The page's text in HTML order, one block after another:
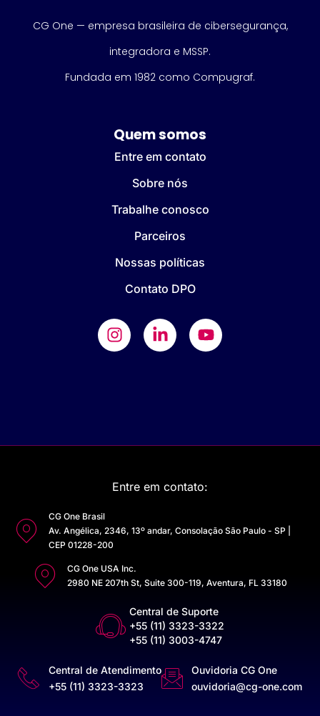
CG One — empresa brasileira de cibersegurança,
integradora e MSSP.
Fundada em 1982 como Compugraf.
Quem somos
Entre em contato
Sobre nós
Trabalhe conosco
Parceiros
Nossas políticas
Contato DPO
Entre em contato:
CG One Brasil
Av. Angélica, 2346, 13º andar, Consolação São Paulo - SP |
CEP 01228-200
CG One USA Inc.
2980 NE 207th St, Suite 300-119, Aventura, FL 33180
Central de Suporte
+55 (11) 3323-3322
+55 (11) 3003-4747
Central de Atendimento
+55 (11) 3323-3323
Ouvidoria CG One
ouvidoria@cg-one.com